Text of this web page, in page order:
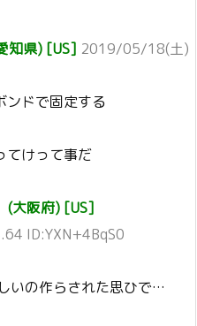
知県) [US] 2019/05/18(土)
ンドで固定する
てけって事だ
(大阪府) [US]
ID:YXN+4BqS0
いの作らされた思ひで…